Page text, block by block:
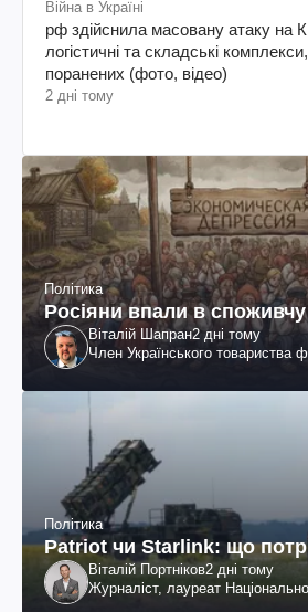
Війна в Україні
рф здійснила масовану атаку на
логістичні та складські
поранених (фото, відео)
2 дні тому
Політика
Росіяни впали в
Віталій Шапран2 дні тому
Член Українського товариства
Політика
Patriot чи Starlink: що
Віталій Портніков2 дні тому
Журналіст, лауреат